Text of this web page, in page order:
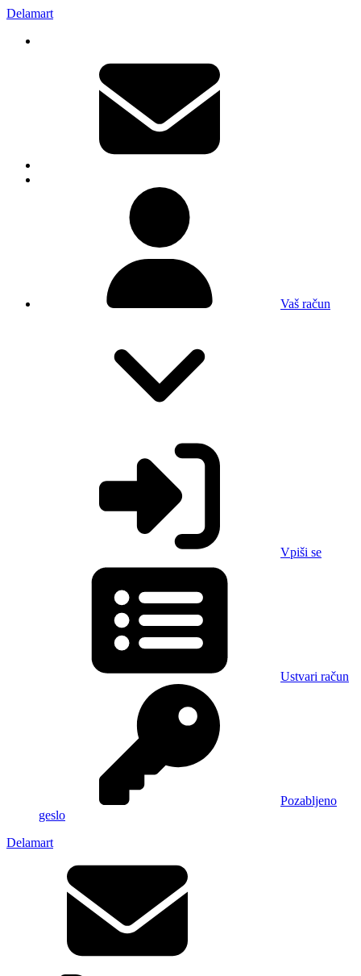
Delamart
Vaš račun
Vpiši se
Ustvari račun
Pozabljeno
geslo
Delamart